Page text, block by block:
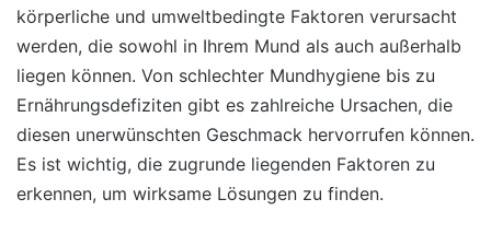
körperliche und umweltbedingte Faktoren verursacht
werden, die sowohl in Ihrem Mund als auch außerhalb
liegen können. Von schlechter Mundhygiene bis zu
Ernährungsdefiziten gibt es zahlreiche Ursachen, die
diesen unerwünschten Geschmack hervorrufen können.
Es ist wichtig, die zugrunde liegenden Faktoren zu
erkennen, um wirksame Lösungen zu finden.